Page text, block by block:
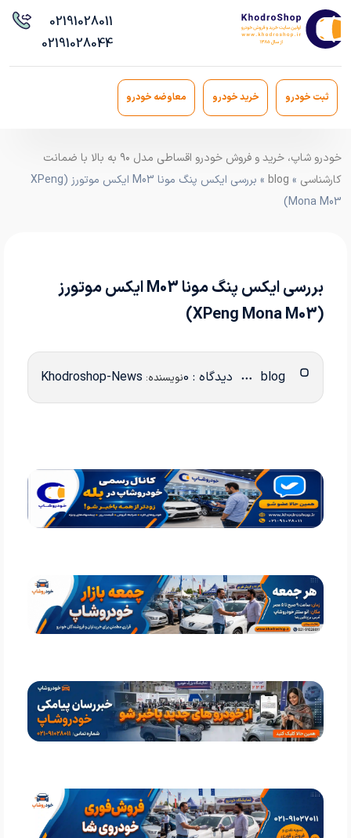
02191028011
02191028044
ثبت خودرو خرید خودرو معاوضه خودرو
خودرو شاپ، خرید و فروش خودرو اقساطی مدل ۹۰ به بالا با ضمانت
کارشناسی »
blog
» بررسی ایکس پنگ مونا M03 ایکس موتورز (XPeng
Mona M03)
بررسی ایکس پنگ مونا M03 ایکس موتورز
(XPeng Mona M03)
دیدگاه : 0 نویسنده: Khodroshop-News